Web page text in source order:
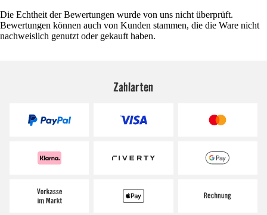
Die Echtheit der Bewertungen wurde von uns nicht überprüft.
Bewertungen können auch von Kunden stammen, die die Ware nicht
nachweislich genutzt oder gekauft haben.
Zahlarten